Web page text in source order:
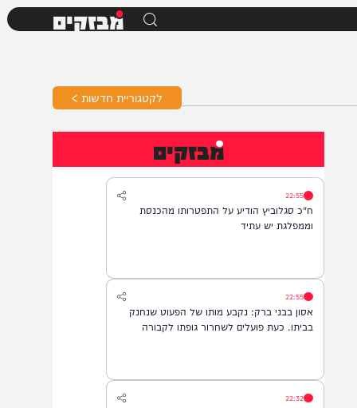
מבזקים
לקטגוריית חדשות >
מבזקים
22:55
ח"כ סגלוביץ הודיע על התפטרותו מהכנסת
22:55
אסון בבני ברק: נקבע מותו של הפעוט שנחנק